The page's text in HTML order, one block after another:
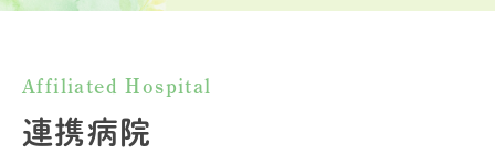
Affiliated Hospital
連携病院